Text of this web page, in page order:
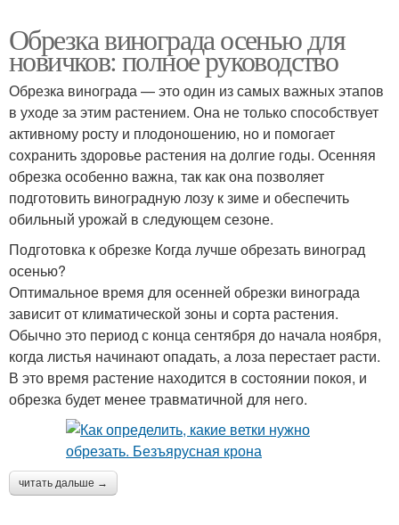
Обрезка винограда осенью для
новичков: полное руководство
Обрезка винограда — это один из самых важных этапов
в уходе за этим растением. Она не только способствует
активному росту и плодоношению, но и помогает
сохранить здоровье растения на долгие годы. Осенняя
обрезка особенно важна, так как она позволяет
подготовить виноградную лозу к зиме и обеспечить
обильный урожай в следующем сезоне.
Подготовка к обрезке Когда лучше обрезать виноград
осенью?
Оптимальное время для осенней обрезки винограда
зависит от климатической зоны и сорта растения.
Обычно это период с конца сентября до начала ноября,
когда листья начинают опадать, а лоза перестает расти.
В это время растение находится в состоянии покоя, и
обрезка будет менее травматичной для него.
читать дальше →